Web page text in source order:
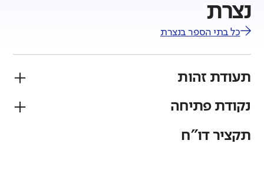
נצרת
כל בתי הספר בנצרת
תעודת זהות
פיקוח
נקודת פתיחה
תקציר דו"ח